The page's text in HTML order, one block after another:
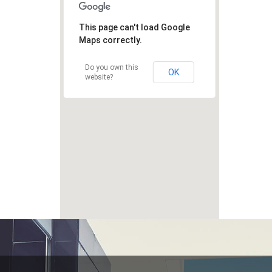
This page can't load Google
Maps correctly.
Do you own this
website?
OK